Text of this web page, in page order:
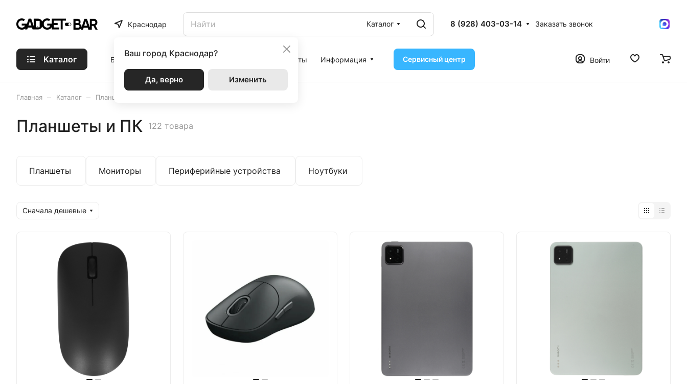
Краснодар
Ваш город Краснодар?
Да, верно Изменить
Каталог 8 (928) 403-03-14 Заказать звонок
Каталог Бренды Статьи Акции Контакты Информация Сервисный центр Войти
Главная Каталог Планшеты и ПК
Планшеты и ПК 122 товара
Планшеты Мониторы Периферийные устройства Ноутбуки
Сначала дешевые